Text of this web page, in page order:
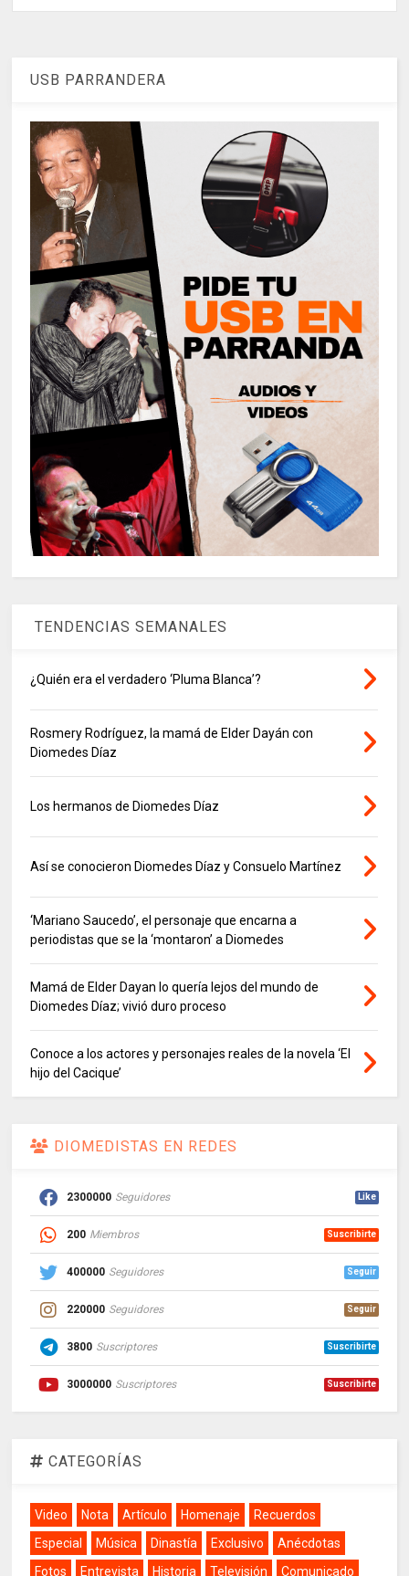
USB PARRANDERA
TENDENCIAS SEMANALES
¿Quién era el verdadero ‘Pluma Blanca’?
Rosmery Rodríguez, la mamá de Elder Dayán con
Diomedes Díaz
Los hermanos de Diomedes Díaz
Así se conocieron Diomedes Díaz y Consuelo Martínez
‘Mariano Saucedo’, el personaje que encarna a
periodistas que se la ‘montaron’ a Diomedes
Mamá de Elder Dayan lo quería lejos del mundo de
Diomedes Díaz; vivió duro proceso
Conoce a los actores y personajes reales de la novela ‘El
hijo del Cacique’
DIOMEDISTAS EN REDES
2300000 Seguidores Like
200 Miembros Suscribirte
400000 Seguidores Seguir
220000 Seguidores Seguir
3800 Suscriptores Suscribirte
3000000 Suscriptores Suscribirte
CATEGORÍAS
Video Nota Artículo Homenaje
Recuerdos
Especial
Música Dinastía Exclusivo
Anécdotas
Fotos
Entrevista Historia Televisión
Comunicado